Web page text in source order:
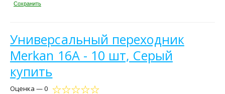
Сохранить
Универсальный переходник
Merkan 16А - 10 шт, Серый
купить
Оценка — 0